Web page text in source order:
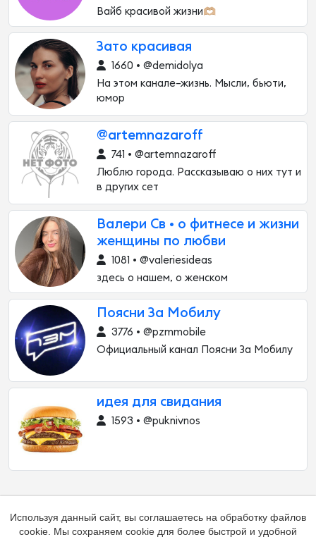
Вайб красивой жизни🫶🏼
Зато красивая
1660 • @demidolya
На этом канале–жизнь. Мысли, бьюти,
юмор
@artemnazaroff
741 • @artemnazaroff
Люблю города. Рассказываю о них тут и
в других сет
Валери Св • о фитнесе и жизни
женщины по любви
1081 • @valeriesideas
здесь о нашем, о женском
Поясни За Мобилу
3776 • @pzmmobile
Официальный канал Поясни За Мобилу
идея для свидания
1593 • @puknivnos
Используя данный сайт, вы соглашаетесь на обработку файлов
cookie. Мы сохраняем cookie для более быстрой и удобной